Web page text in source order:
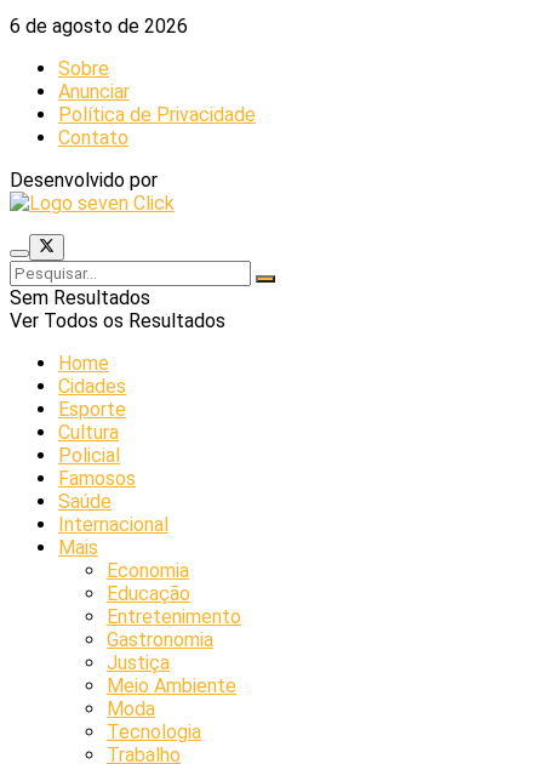
6 de agosto de 2026
Sobre
Anunciar
Política de Privacidade
Contato
Desenvolvido por
Sem Resultados
Ver Todos os Resultados
Home
Cidades
Esporte
Cultura
Policial
Famosos
Saúde
Internacional
Mais
Economia
Educação
Entretenimento
Gastronomia
Justiça
Meio Ambiente
Moda
Tecnologia
Trabalho